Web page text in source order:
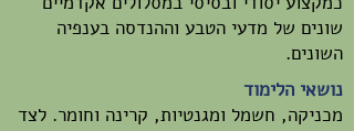
שונים של מדעי הטבע וההנדסה בענפיה
השונים.
נושאי הלימוד
מכניקה, חשמל ומגנטיות, קרינה וחומר. לצד